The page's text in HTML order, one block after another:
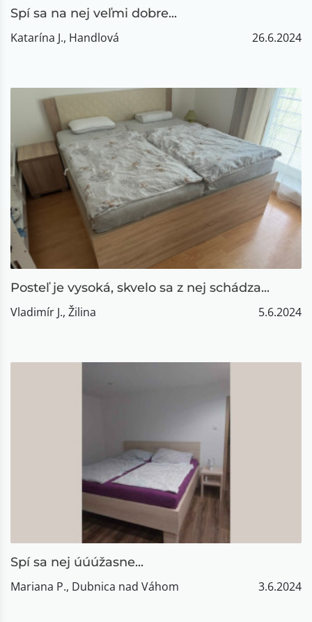
Spí sa na nej veľmi dobre...
Katarína J., Handlová
26.6.2024
Posteľ je vysoká, skvelo sa z nej schádza...
Vladimír J., Žilina
5.6.2024
Spí sa nej úúúžasne...
Mariana P., Dubnica nad Váhom
3.6.2024